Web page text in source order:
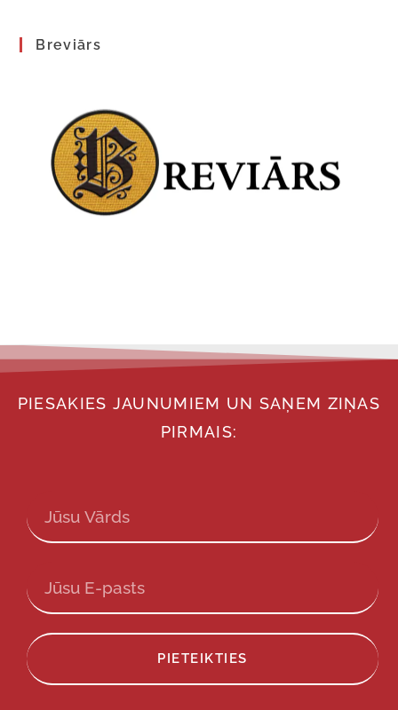
Breviārs
PIESAKIES JAUNUMIEM UN SAŅEM ZIŅAS
PIRMAIS:
PIETEIKTIES